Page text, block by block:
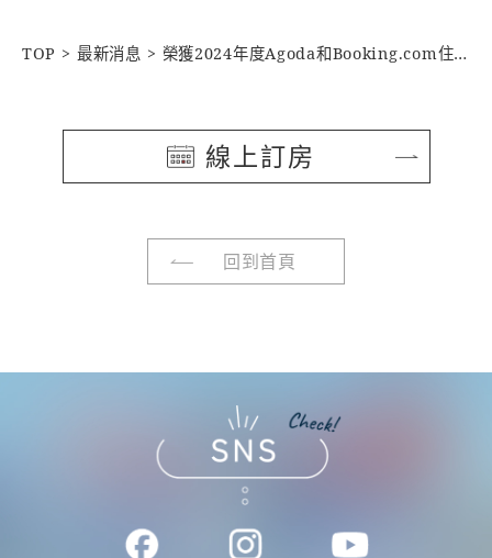
TOP 最新消息 榮獲2024年度Agoda和Booking.com住客好評之選
線上訂房
回到首頁